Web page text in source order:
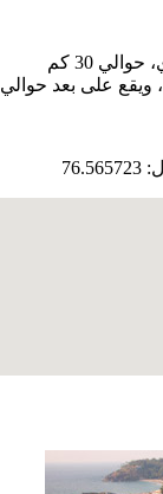
30 كم
حوالي 53 كم من ثريسور